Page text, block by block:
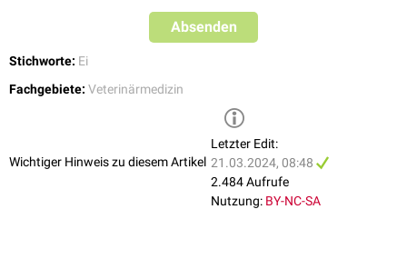
Kloake
Schnabel, Ständer
Ovargewicht 50 g 5 g
15 cm
Absenden
Stichworte: Ei
Fachgebiete: Veterinärmedizin
Wichtiger Hinweis zu diesem Artikel
Letzter Edit:
21.03.2024, 08:48
2.484 Aufrufe
Nutzung: BY-NC-SA